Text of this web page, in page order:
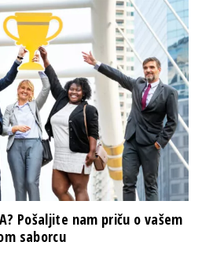
Pošaljite nam priču o vašem
saborcu